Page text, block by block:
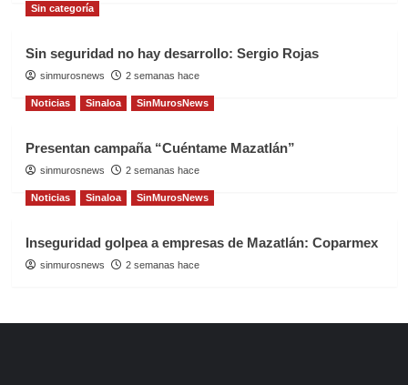
Sin categoría
Sin seguridad no hay desarrollo: Sergio Rojas
sinmurosnews 2 semanas hace
Noticias Sinaloa SinMurosNews
Presentan campaña “Cuéntame Mazatlán”
sinmurosnews 2 semanas hace
Noticias Sinaloa SinMurosNews
Inseguridad golpea a empresas de Mazatlán: Coparmex
sinmurosnews 2 semanas hace